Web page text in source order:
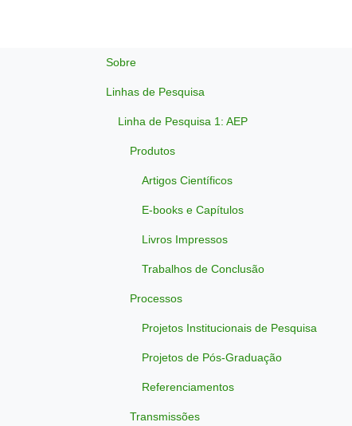
Sobre
Linhas de Pesquisa
Linha de Pesquisa 1: AEP
Produtos
Artigos Científicos
E-books e Capítulos
Livros Impressos
Trabalhos de Conclusão
Processos
Projetos Institucionais de Pesquisa
Projetos de Pós-Graduação
Referenciamentos
Transmissões